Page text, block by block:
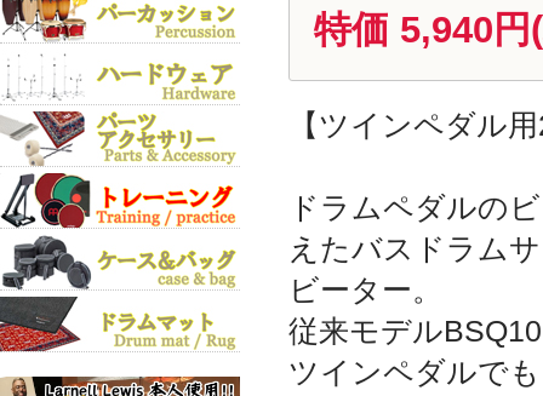
特価 5,940円
【ツインペダル
ドラムペダルの
えたバスドラム
ビーター。
従来モデル
ツインペダルで